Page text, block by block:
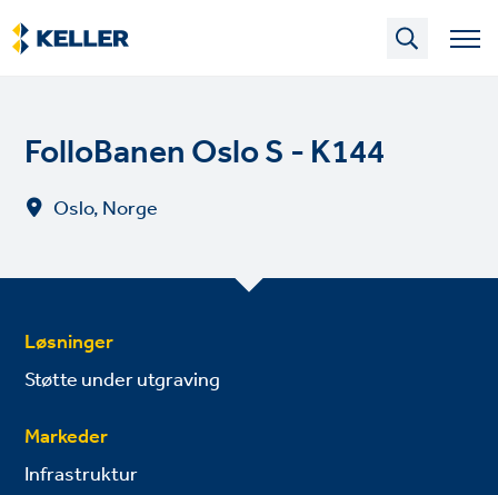
Skip
to
main
FolloBanen Oslo S - K144
Oslo, Norge
Løsninger
Støtte under utgraving
Markeder
Infrastruktur